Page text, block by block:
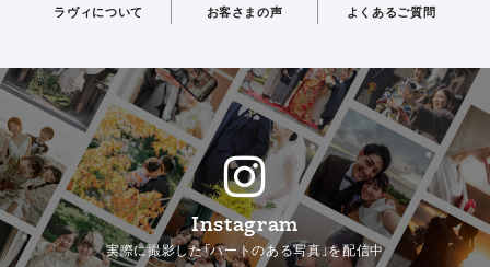
ラヴィについて お客さまの声 よくあるご質問
Instagram
実際に撮影した「ハートのある写真」を配信中